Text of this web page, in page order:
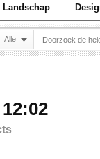
Landschap
Alle